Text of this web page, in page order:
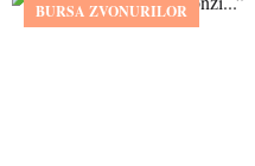
BURSA ZVONURILOR